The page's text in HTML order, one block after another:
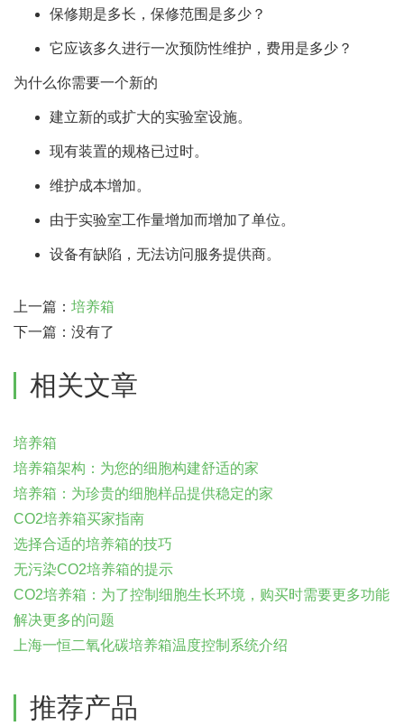
保修期是多长，保修范围是多少？
它应该多久进行一次预防性维护，费用是多少？
为什么你需要一个新的
建立新的或扩大的实验室设施。
现有装置的规格已过时。
维护成本增加。
由于实验室工作量增加而增加了单位。
设备有缺陷，无法访问服务提供商。
上一篇： 培养箱
下一篇：没有了
相关文章
培养箱
培养箱架构：为您的细胞构建舒适的家
培养箱：为珍贵的细胞样品提供稳定的家
CO2培养箱买家指南
选择合适的培养箱的技巧
无污染CO2培养箱的提示
CO2培养箱：为了控制细胞生长环境，购买时需要更多功能
解决更多的问题
上海一恒二氧化碳培养箱温度控制系统介绍
推荐产品